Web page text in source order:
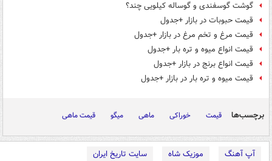
گوشت گوسفندی و گوساله کیلویی چند؟
قیمت حبوبات در بازار +جدول
قیمت مرغ و تخم مرغ در بازار +جدول
قیمت انواع میوه و تره بار +جدول
قیمت انواع برنج در بازار +جدول
قیمت میوه و تره بار در بازار +جدول
برچسب‌ها قیمت خوراکی ماهی میگو قیمت ماهی
آپ آهنگ موزیک شاه
سایت تاریخ ایران